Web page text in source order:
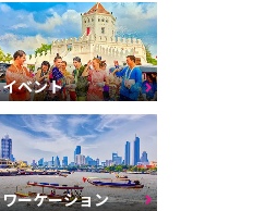
イベント
ワーケーション